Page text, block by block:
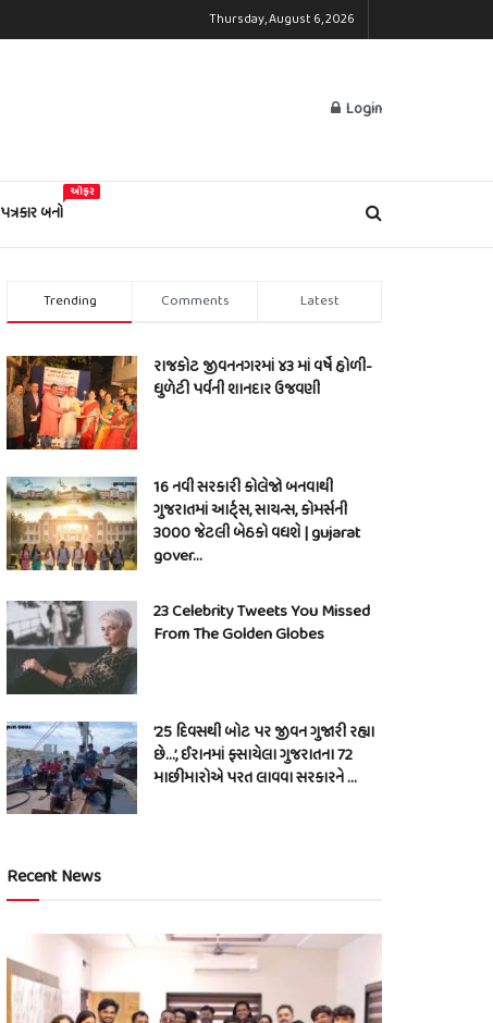
Thursday, August 6, 2026
Login
પત્રકાર બનો
ઓફર
Trending Comments Latest
રાજકોટ જીવનનગરમાં ૪૩ માં વર્ષે હોળી-
ધુળેટી પર્વની શાનદાર ઉજવણી
16 નવી સરકારી કોલેજો બનવાથી
ગુજરાતમાં આર્ટ્સ, સાયન્સ, કોમર્સની
3000 જેટલી બેઠકો વધશે | gujarat
gover…
23 Celebrity Tweets You Missed
From The Golden Globes
’25 દિવસથી બોટ પર જીવન ગુજારી રહ્યા
છે…’, ઈરાનમાં ફસાયેલા ગુજરાતના 72
માછીમારોએ પરત લાવવા સરકારને …
Recent News